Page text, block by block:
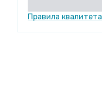
Правила квалитета